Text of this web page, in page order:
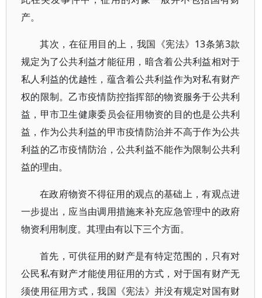
产。
其次，在征用目的上，我国《宪法》13条第3款
规定为了公共利益才能征用，暗含着公共利益相对于
私人利益的优越性，蕴含着公共利益作为对私有财产
权的限制。乙市疫情防控指挥部的物资服务于公共利
益，甲市卫生健康委员会征用物资的目的也是公共利
益，作为公共利益的甲市疫情防治并不高于作为公共
利益的乙市疫情防治，公共利益不能作为限制公共利
益的理由。
在政府物资不得征用的观点的基础上，有观点进
一步提出，应当由调用措施来补充应急管理中的政府
物资利用制度。其理由有以下三个方面。
首先，可供征用的财产是有特定范围的，只有对
公民私有财产才能使用征用的方式，对于国有财产无
须使用征用方式，我国《宪法》并没有规定对国有财